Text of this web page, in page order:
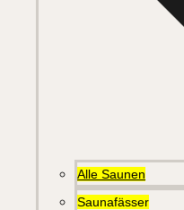
Alle Saunen
Saunafässer